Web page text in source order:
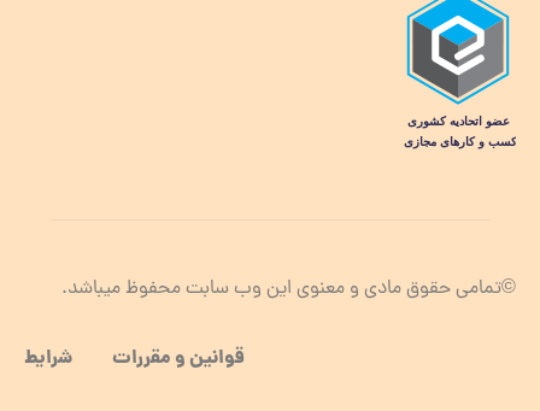
©تمامی حقوق مادی و معنوی این وب سابت محفوظ میباشد.
قوانین و مقررات شرایط